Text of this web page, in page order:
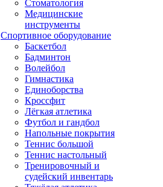
Стоматология
Медицинские
инструменты
Спортивное оборудование
Баскетбол
Бадминтон
Волейбол
Гимнастика
Единоборства
Кроссфит
Лёгкая атлетика
Футбол и гандбол
Напольные покрытия
Теннис большой
Теннис настольный
Тренировочный и
судейский инвентарь